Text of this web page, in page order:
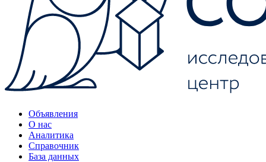
Объявления
О нас
Аналитика
Справочник
База данных